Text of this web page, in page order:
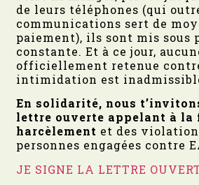
de leurs téléphones (qui
communications sert de
paiement), ils sont mis sous
constante. Et à ce jour,
officiellement retenue
intimidation est
En solidarité, nous
lettre ouverte appelant à la
harcèlement et des
personnes engagées contre
JE SIGNE LA LETTRE